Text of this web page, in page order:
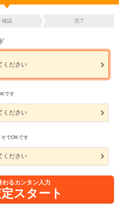
確認 完了
ください
です
ください
でOKです
ください
わるカンタン入力
スタート